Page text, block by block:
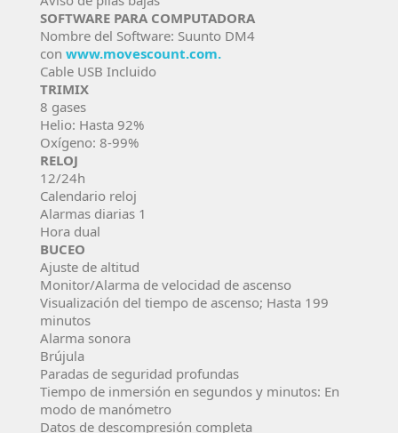
SOFTWARE PARA COMPUTADORA
Nombre del Software: Suunto DM4
con www.movescount.com.
Cable USB Incluido
TRIMIX
8 gases
Helio: Hasta 92%
Oxígeno: 8-99%
RELOJ
12/24h
Calendario reloj
Alarmas diarias 1
Hora dual
BUCEO
Ajuste de altitud
Monitor/Alarma de velocidad de ascenso
Visualización del tiempo de ascenso; Hasta 199
minutos
Alarma sonora
Brújula
Paradas de seguridad profundas
Tiempo de inmersión en segundos y minutos: En
modo de manómetro
Datos de descompresión completa